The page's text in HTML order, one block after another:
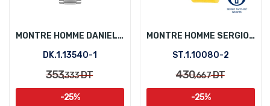
MONTRE HOMME DANIEL KLEIN DK.1.13540-1
DK.1.13540-1
353,333DT
-25%
MONTRE HOMME SERGIO TACCHINI ST.1.10080-2
ST.1.10080-2
430,667DT
-25%